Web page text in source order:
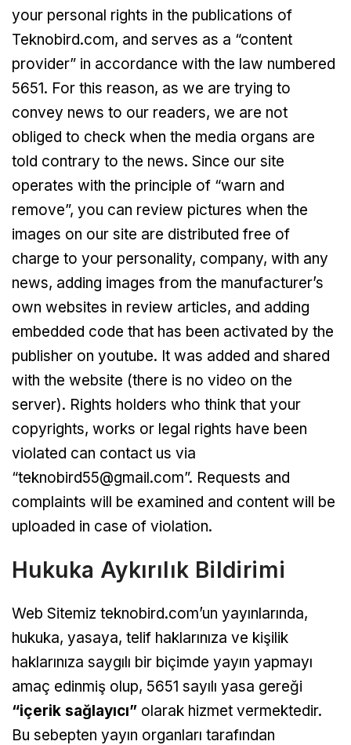
your personal rights in the publications of
Teknobird.com, and serves as a “content
provider” in accordance with the law numbered
5651. For this reason, as we are trying to
convey news to our readers, we are not
obliged to check when the media organs are
told contrary to the news. Since our site
operates with the principle of “warn and
remove”, you can review pictures when the
images on our site are distributed free of
charge to your personality, company, with any
news, adding images from the manufacturer’s
own websites in review articles, and adding
embedded code that has been activated by the
publisher on youtube. It was added and shared
with the website (there is no video on the
server). Rights holders who think that your
copyrights, works or legal rights have been
violated can contact us via
“teknobird55@gmail.com”. Requests and
complaints will be examined and content will be
uploaded in case of violation.
Hukuka Aykırılık Bildirimi
Web Sitemiz teknobird.com’un yayınlarında,
hukuka, yasaya, telif haklarınıza ve kişilik
haklarınıza saygılı bir biçimde yayın yapmayı
amaç edinmiş olup, 5651 sayılı yasa gereği
“içerik sağlayıcı” olarak hizmet vermektedir.
Bu sebepten yayın organları tarafından